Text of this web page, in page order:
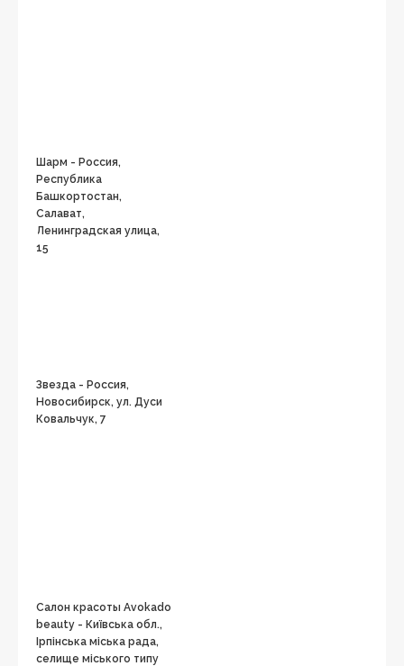
Шарм - Россия,
Республика
Башкортостан,
Салават,
Ленинградская улица,
15
Звезда - Россия,
Новосибирск, ул. Дуси
Ковальчук, 7
Салон красоты Avokado
beauty - Київська обл.,
Ірпінська міська рада,
селище міського типу